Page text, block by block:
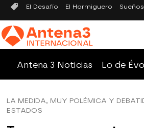
El Desafío El Hormiguero
Antena 3 Noticias Lo de
LA MEDIDA, MUY POLÉMICA Y
ESTADOS